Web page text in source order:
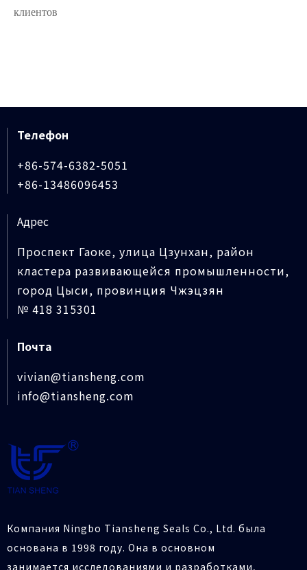
клиентов
Телефон
+86-574-6382-5051
+86-13486096453
Адрес
Проспект Гаоке, улица Цзунхан, район
кластера развивающейся промышленности,
город Цыси, провинция Чжэцзян
№ 418 315301
Почта
vivian@tiansheng.com
info@tiansheng.com
Компания Ningbo Tiansheng Seals Co., Ltd. была
основана в 1998 году. Она в основном
занимается исследованиями и разработками,